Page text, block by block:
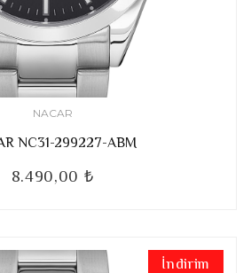
NACAR
NC31-299227-ABM
8.490,00 ₺
İndirim